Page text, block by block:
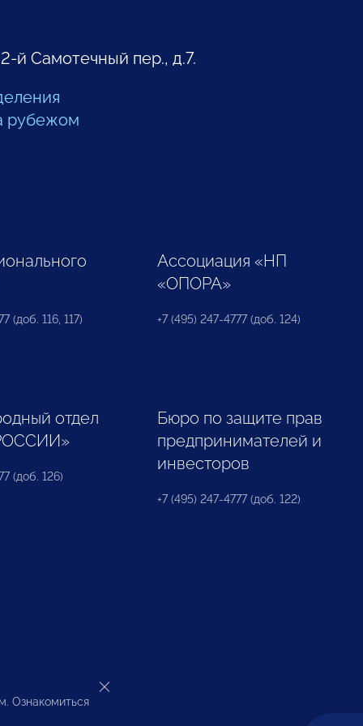
й Самотечный пер., д.7.
рубежом
(доб. 116, 117)
Ассоциация «НП
«ОПОРА»
+7 (495) 247-4777 (доб. 124)
отдел
(доб. 126)
Бюро по защите прав
предпринимателей и
инвесторов
+7 (495) 247-4777 (доб. 122)
Ознакомиться